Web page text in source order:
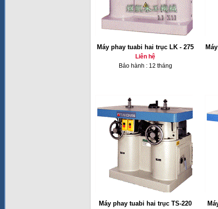
Máy phay tuabi hai trục LK - 275
Liên hệ
Bảo hành : 12 tháng
Máy phay tuabi hai trục TS-220